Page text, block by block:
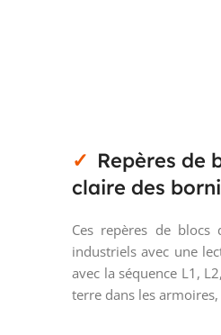
Repères de
claire des
Ces repères de blocs
industriels avec une
avec la séquence L1,
terre dans les